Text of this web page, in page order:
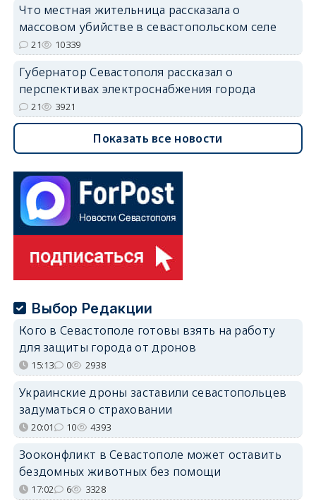
Что местная жительница рассказала о
массовом убийстве в севастопольском селе
21 10339
Губернатор Севастополя рассказал о
перспективах электроснабжения города
21 3921
Показать все новости
Выбор Редакции
Кого в Севастополе готовы взять на работу
для защиты города от дронов
15:13 0 2938
Украинские дроны заставили севастопольцев
задуматься о страховании
20:01 10 4393
Зооконфликт в Севастополе может оставить
бездомных животных без помощи
17:02 6 3328